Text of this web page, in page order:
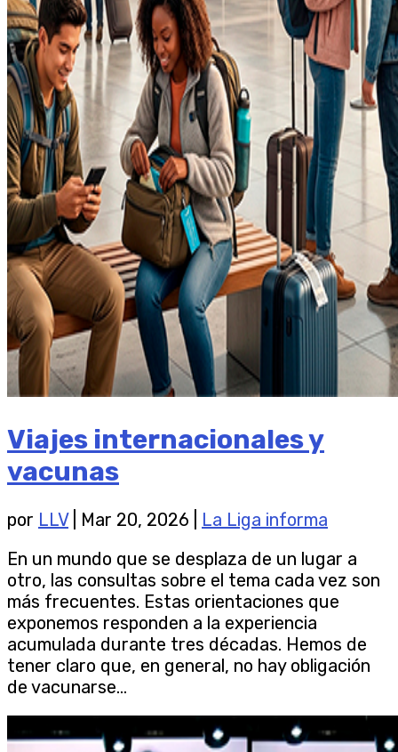
Viajes internacionales y
vacunas
por LLV| Mar 20, 2026
La Liga informa
En un mundo que se desplaza de un lugar a
otro, las consultas sobre el tema cada vez son
más frecuentes. Estas orientaciones que
exponemos responden a la experiencia
acumulada durante tres décadas. Hemos de
tener claro que, en general, no hay obligación
de vacunarse...